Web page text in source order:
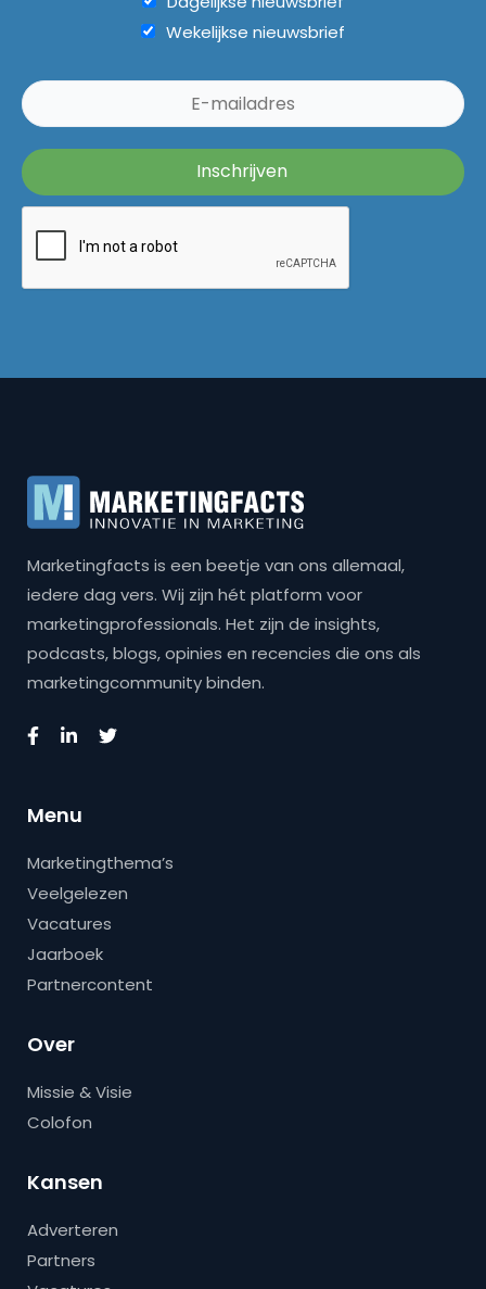
Wekelijkse nieuwsbrief
Marketingfacts is een beetje van ons allemaal,
iedere dag vers. Wij zijn hét platform voor
marketingprofessionals. Het zijn de insights,
podcasts, blogs, opinies en recencies die ons als
marketingcommunity binden.
Menu
Marketingthema’s
Veelgelezen
Vacatures
Jaarboek
Partnercontent
Over
Missie & Visie
Colofon
Kansen
Adverteren
Partners